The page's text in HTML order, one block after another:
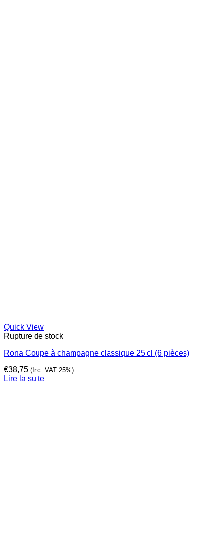
Quick View
Rupture de stock
Rona Coupe à champagne classique 25 cl (6 pièces)
€38,75 (Inc. VAT 25%)
Lire la suite